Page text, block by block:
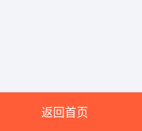
返回首页